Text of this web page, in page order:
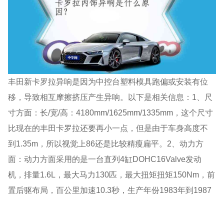
丰田新卡罗拉异响是因为中控台塑料模具跑偏或安装有位
移，导致相互摩擦挤压产生异响。以下是相关信息：1、尺
寸方面：长/宽/高：4180mm/1625mm/1335mm，这个尺寸
比现在的丰田卡罗拉还要再小一点，但是由于车身高度不
到1.35m，所以视觉上86还是比较精瘦扁平。2、动力方
面：动力方面采用的是一台直列4缸DOHC16Valve发动
机，排量1.6L，最大马力130匹，最大扭矩扭矩150Nm，前
置后驱布局，百公里加速10.3秒，生产年份1983年到1987